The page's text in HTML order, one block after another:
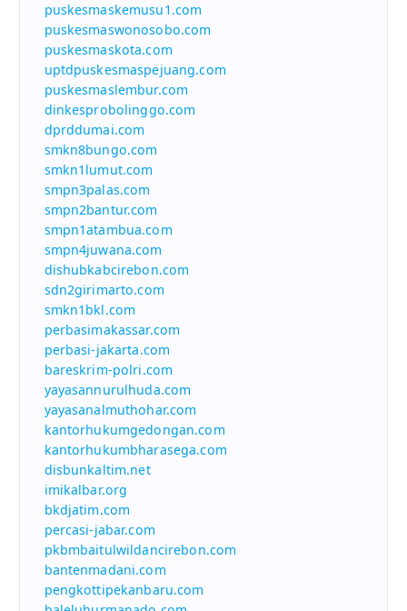
puskesmaskemusu1.com
puskesmaswonosobo.com
puskesmaskota.com
uptdpuskesmaspejuang.com
puskesmaslembur.com
dinkesprobolinggo.com
dprddumai.com
smkn8bungo.com
smkn1lumut.com
smpn3palas.com
smpn2bantur.com
smpn1atambua.com
smpn4juwana.com
dishubkabcirebon.com
sdn2girimarto.com
smkn1bkl.com
perbasimakassar.com
perbasi-jakarta.com
bareskrim-polri.com
yayasannurulhuda.com
yayasanalmuthohar.com
kantorhukumgedongan.com
kantorhukumbharasega.com
disbunkaltim.net
imikalbar.org
bkdjatim.com
percasi-jabar.com
pkbmbaitulwildancirebon.com
bantenmadani.com
pengkottipekanbaru.com